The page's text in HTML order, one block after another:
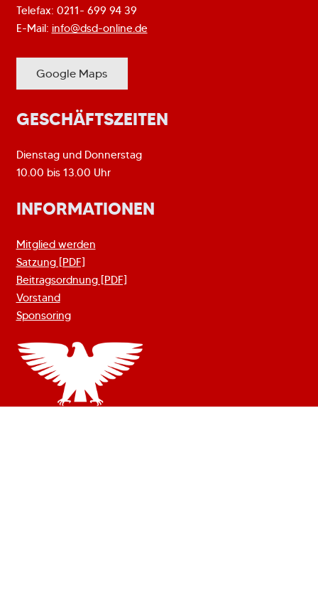
Telefax: 0211- 699 94 39
E-Mail: info@dsd-online.de
Google Maps
GESCHÄFTSZEITEN
Dienstag und Donnerstag
10.00 bis 13.00 Uhr
INFORMATIONEN
Mitglied werden
Satzung [PDF]
Beitragsordnung [PDF]
Vorstand
Sponsoring